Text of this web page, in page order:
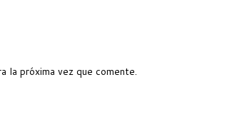
la próxima vez que comente.